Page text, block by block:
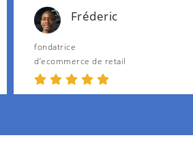
Fréderic
fondatrice
d’ecommerce de retail